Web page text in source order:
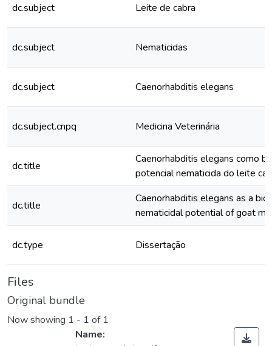
dc.subject Leite de cabra
dc.subject Nematicidas
dc.subject Caenorhabditis elegans
dc.subject.cnpq Medicina Veterinária
dc.title
Caenorhabditis elegans como
potencial nematicida do leite
dc.title
Caenorhabditis elegans as a
nematicidal potential of goat
dc.type Dissertação
Files
Original bundle
Now showing 1 - 1 of 1
Name: